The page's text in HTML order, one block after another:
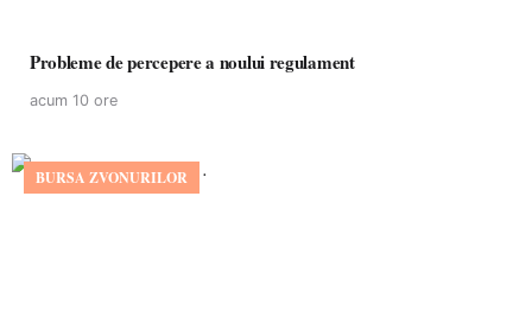
Probleme de percepere a noului regulament
acum 10 ore
BURSA ZVONURILOR